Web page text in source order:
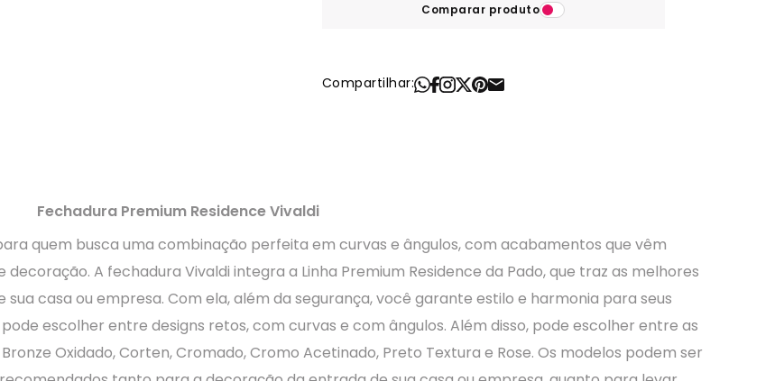
Comparar produto
Compartilhar:
Fechadura Premium Residence Vivaldi
quem busca uma combinação perfeita em curvas e ângulos, com acabamentos que vêm
A fechadura Vivaldi integra a Linha Premium Residence da Pado, que traz as melhores
casa ou empresa. Com ela, além da segurança, você garante estilo e harmonia para seus
escolher entre designs retos, com curvas e com ângulos. Além disso, pode escolher entre as
Oxidado, Corten, Cromado, Cromo Acetinado, Preto Textura e Rose. Os modelos podem ser